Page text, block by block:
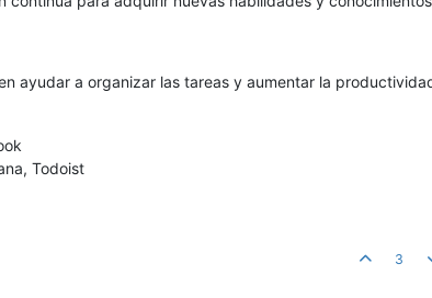
ayudar a organizar las tareas y aumentar la
Todoist
3